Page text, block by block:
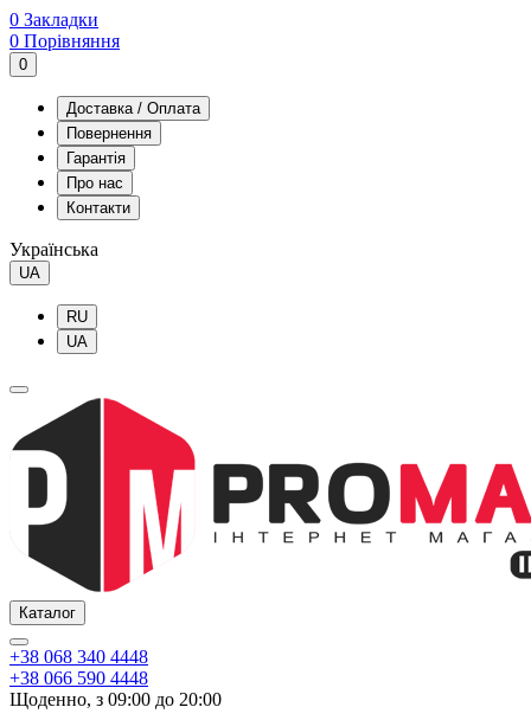
0 Закладки
0 Порівняння
0
Доставка / Оплата
Повернення
Гарантія
Про нас
Контакти
Українська
UA
RU
UA
Каталог
+38 068 340 4448
+38 066 590 4448
Щоденно, з 09:00 до 20:00